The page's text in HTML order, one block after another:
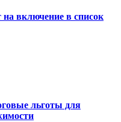
включение в список
льготы для